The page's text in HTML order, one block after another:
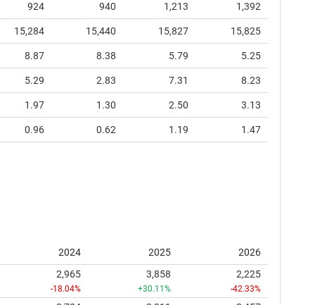
924 940 1,213 1,392
15,284 15,440 15,827 15,825
8.87 8.38 5.79 5.25
5.29 2.83 7.31 8.23
1.97 1.30 2.50 3.13
0.96 0.62 1.19 1.47
2024 2025
2026
2,965
-18.04%
3,858
+30.11%
2,225
-42.33%